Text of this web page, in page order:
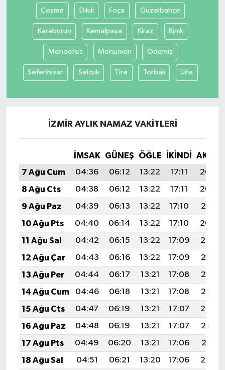
Çeşme Dikili Foça Güzelbahçe
Karaburun Kemalpaşa Kiraz Kınık
Menderes Menemen Ödemiş
Seferihisar Selçuk Tire Torbalı Urla
İZMIR AYLIK NAMAZ VAKITLERI
İMSAK GÜNEŞ ÖĞLE İKINDI
7 Ağu Cum
04:36 06:12 13:22 17:11
20:23
8 Ağu Cts
04:38 06:12 13:22 17:11
20:22
9 Ağu Paz
04:39 06:13 13:22 17:10
20:21
10 Ağu Pts
04:40 06:14 13:22 17:10
20:20
11 Ağu Sal
04:42 06:15 13:22 17:09
20:19
12 Ağu Çar
04:43 06:16 13:22 17:09
20:17
13 Ağu Per
04:44 06:17 13:21 17:08
20:16
14 Ağu Cum
04:46 06:18 13:21 17:08
20:15
15 Ağu Cts
04:47 06:19 13:21 17:07
20:14
16 Ağu Paz
04:48 06:19 13:21 17:07
20:12
17 Ağu Pts
04:49 06:20 13:21 17:06
20:11
18 Ağu Sal
04:51 06:21 13:20 17:06
20:10